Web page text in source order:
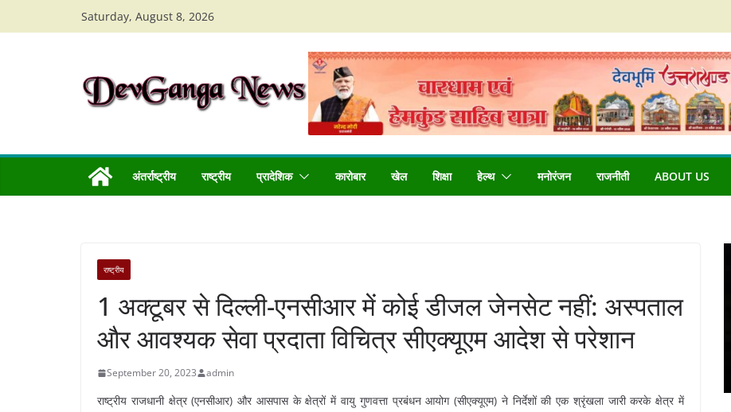
to
Saturday, August 8, 2026
अंतर्राष्ट्रीय राष्ट्रीय प्रादेशिक कारोबार खेल शिक्षा हेल्थ मनोरंजन राजनीती ABOUT US
राष्ट्रीय
1 अक्टूबर से दिल्ली-एनसीआर में कोई डीजल जेनसेट नहीं: अस्पताल
और आवश्यक सेवा प्रदाता विचित्र सीएक्यूएम आदेश से परेशान
September 20, 2023 admin
राष्ट्रीय राजधानी क्षेत्र (एनसीआर) और आसपास के क्षेत्रों में वायु गुणवत्ता प्रबंधन आयोग (सीएक्यूएम) ने निर्देशों की एक श्रृंखला जारी करके क्षेत्र में